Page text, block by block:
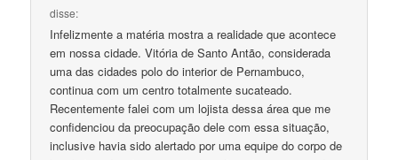
disse:
Infelizmente a matéria mostra a realidade que acontece
em nossa cidade. Vitória de Santo Antão, considerada
uma das cidades polo do interior de Pernambuco,
continua com um centro totalmente sucateado.
Recentemente falei com um lojista dessa área que me
confidenciou da preocupação dele com essa situação,
inclusive havia sido alertado por uma equipe do corpo de